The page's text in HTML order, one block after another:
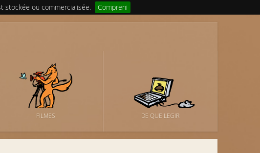
stockée ou commercialisée. Compreni
FILMES DE QUE LEGIR